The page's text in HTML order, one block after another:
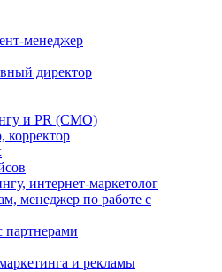
менеджер
директор
и PR (CMO)
корректор
интернет-маркетолог
менеджер по работе с
партнерами
и рекламы